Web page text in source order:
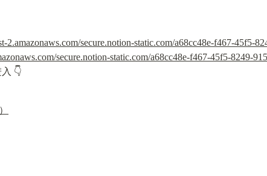
2.amazonaws.com/secure.notion-static.com/a68cc48e-f467-45f5-
secure.notion-static.com/a68cc48e-f467-45f5-8249-
👇